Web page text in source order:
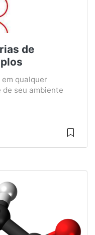
de
qualquer
seu ambiente